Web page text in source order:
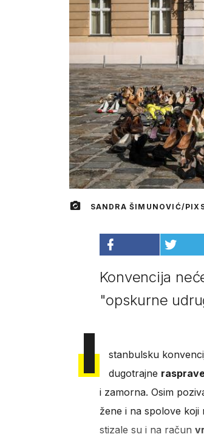
SANDRA ŠIMUNOVIĆ/
Konvencija
"opskurne
I stanbulsku
dugotrajne
i zamorna. Osim
žene i na spolove
stizale su i na račun